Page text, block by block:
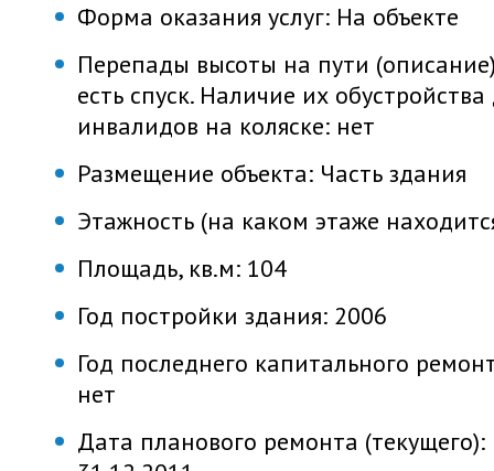
Форма оказания услуг: На объекте
Перепады высоты на пути
есть спуск. Наличие их обустройства
инвалидов на коляске: нет
Размещение объекта: Часть здания
Этажность (на каком этаже
Площадь, кв.м: 104
Год постройки здания: 2006
Год последнего капитального
нет
Дата планового ремонта (текущего):